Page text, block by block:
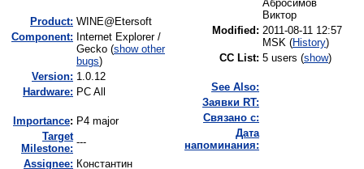
Product: WINE@Etersoft
Component: Internet Explorer /
Gecko (show other
bugs)
Version: 1.0.12
Hardware: PC All
mportance: P4 major
Target
Milestone:
---
Assignee: Константин
Абросимов
Виктор
Modified: 2011-08-11 12:57
MSK (History)
CC List: 5 users (show)
See Also:
Заявки RT:
Связано с:
Дата
напоминания: